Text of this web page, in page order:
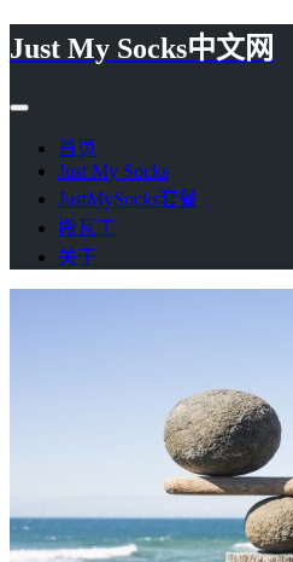
Just My Socks中文网
首页
Just My Socks
JustMySocks套餐
搬瓦工
关于